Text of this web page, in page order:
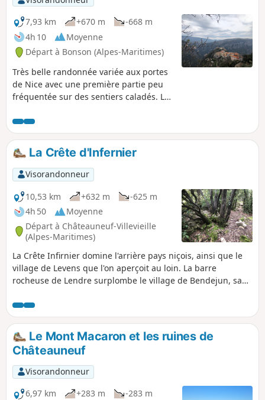
7,93 km
+670 m
-668 m
4h 10
Moyenne
Départ à Bonson (Alpes-Maritimes)
Très belle randonnée variée aux portes
de Nice avec une première partie peu
fréquentée sur des sentiers caladés. La
panoramas magnifiques à 360°. Une
nature généreuse à chaque saison, et
un patrimoine culturel à découvrir.
La Crête d'Infernier
Visorandonneur
10,53 km
+632 m
-625 m
4h 50
Moyenne
Départ à Châteauneuf-Villevieille
(Alpes-Maritimes)
La Crête Infirnier domine l'arrière pays niçois, ainsi que le
village de Levens que l'on aperçoit au loin. La barre
rocheuse de Lendre surplombe le village de Bendejun, sa
qui surmonte Châteauneuf-Villevieille.Application Visorando
fortement conseillée
Le Mont Macaron et les ruines de
Châteauneuf
Visorandonneur
6,97 km
+283 m
-283 m